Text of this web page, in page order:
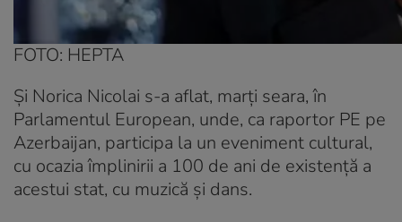
FOTO: HEPTA
Şi Norica Nicolai s-a aflat, marţi seara, în
Parlamentul European, unde, ca raportor PE pe
Azerbaijan, participa la un eveniment cultural,
cu ocazia împlinirii a 100 de ani de existenţă a
acestui stat, cu muzică şi dans.